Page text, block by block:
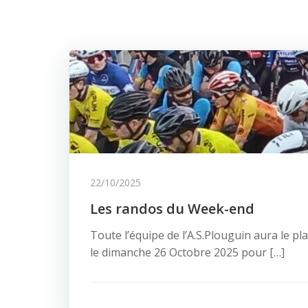
22/10/2025
Les randos du Week-end
Toute l’équipe de l’A.S.Plouguin aura le
le dimanche 26 Octobre 2025 pour […]